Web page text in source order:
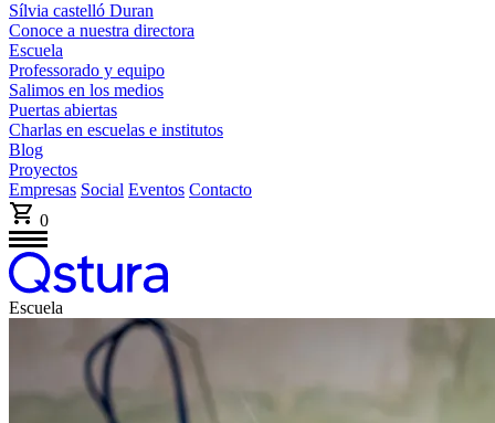
Sílvia castelló Duran
Conoce a nuestra directora
Escuela
Professorado y equipo
Salimos en los medios
Puertas abiertas
Charlas en escuelas e institutos
Blog
Proyectos
Empresas Social Eventos Contacto
0
Escuela